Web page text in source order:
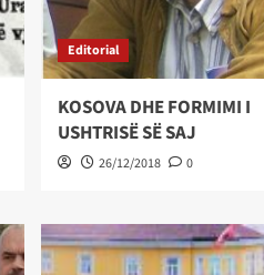
Editorial
KOSOVA DHE FORMIMI I
USHTRISË SË SAJ
26/12/2018 0